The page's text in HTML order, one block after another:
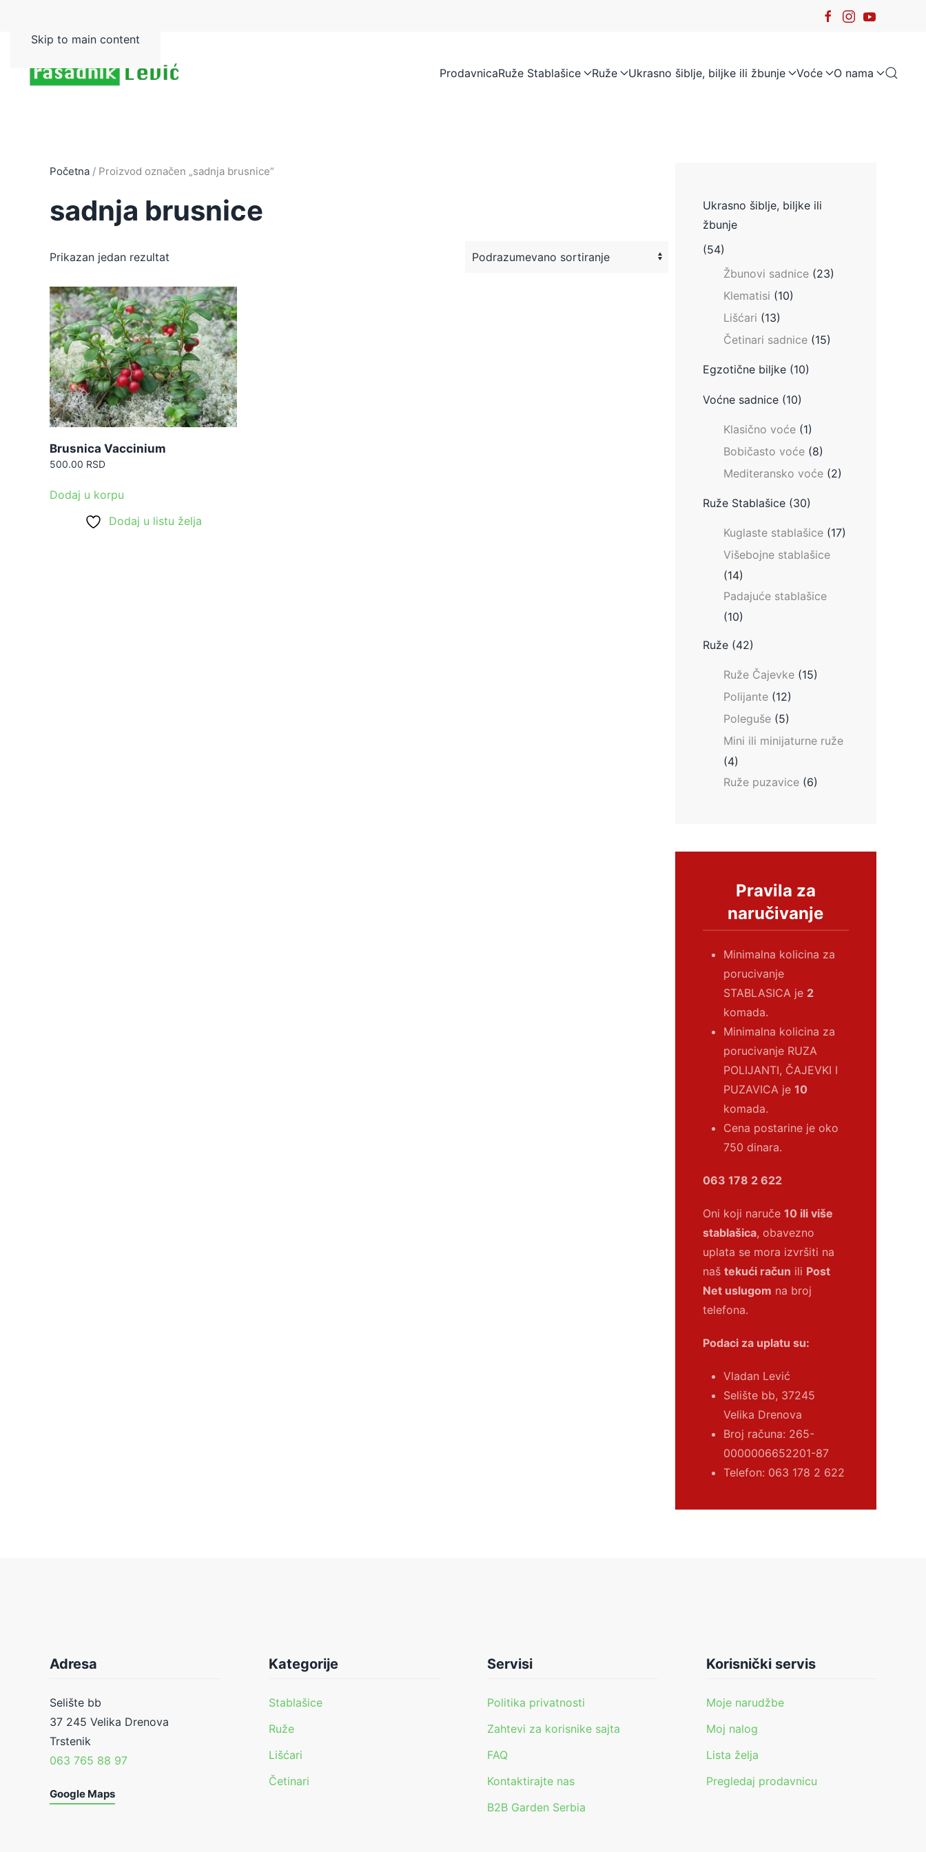
Skip to main content
ProdavnicaRuže Stablašice Ruže Ukrasno šiblje, biljke ili žbunje Voće O nama
Početna / Proizvod označen „sadnja brusnice“
sadnja brusnice
Prikazan jedan rezultat
Brusnica Vaccinium
500.00 RSD
Dodaj u korpu
Dodaj u listu želja
Ukrasno šiblje, biljke ili
žbunje
(54)
Žbunovi sadnice (23)
Klematisi (10)
Lišćari (13)
Četinari sadnice (15)
Egzotične biljke (10)
Voćne sadnice (10)
Klasično voće (1)
Bobičasto voće (8)
Mediteransko voće (2)
Ruže Stablašice (30)
Kuglaste stablašice (17)
Višebojne stablašice
(14)
Padajuće stablašice
(10)
Ruže (42)
Ruže Čajevke (15)
Polijante (12)
Poleguše (5)
Mini ili minijaturne ruže
(4)
Ruže puzavice (6)
Pravila za
naručivanje
Minimalna kolicina za
porucivanje
STABLASICA je 2
komada.
Minimalna kolicina za
porucivanje RUZA
POLIJANTI, ČAJEVKI I
PUZAVICA je 10
komada.
Cena postarine je oko
750 dinara.
063 178 2 622
Oni koji naruče 10 ili više
stablašica, obavezno
uplata se mora izvršiti na
naš tekući račun ili Post
Net uslugom na broj
telefona.
Podaci za uplatu su:
Vladan Lević
Selište bb, 37245
Velika Drenova
Broj računa: 265-
0000006652201-87
Telefon: 063 178 2 622
Adresa
Selište bb
37 245 Velika Drenova
Trstenik
063 765 88 97
Google Maps
Kategorije
Stablašice
Ruže
Lišćari
Četinari
Servisi
Politika privatnosti
Zahtevi za korisnike sajta
FAQ
Kontaktirajte nas
B2B Garden Serbia
Korisnički servis
Moje narudžbe
Moj nalog
Lista želja
Pregledaj prodavnicu